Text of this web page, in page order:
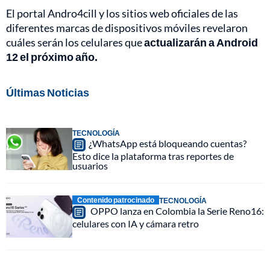
El portal Andro4cill y los sitios web oficiales de las
diferentes marcas de dispositivos móviles revelaron
cuáles serán los celulares queactualizarán a Android
12 el próximo año.
Últimas Noticias
TECNOLOGÍA
¿WhatsApp está bloqueando cuentas?
Esto dice la plataforma tras reportes de
usuarios
Contenido patrocinado TECNOLOGÍA
OPPO lanza en Colombia la Serie Reno16:
celulares con IA y cámara retro